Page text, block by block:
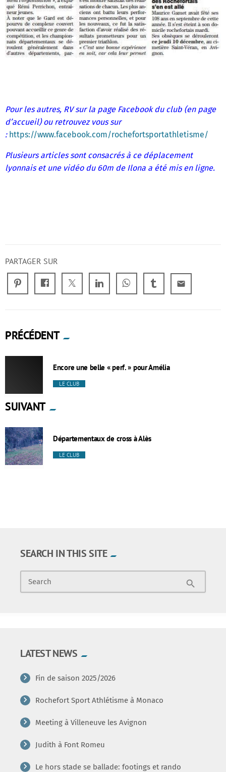
Pour les autres, RV sur la page Facebook du club (en page
d’accueil) ou retrouvez vous sur
: https://www.facebook.com/rochefortsportathletisme/
Plusieurs articles sont consacrés à ce déplacement
lyonnais et une vidéo du 60m de Ilona a été mis en ligne.
PARTAGER SUR
email
PRÉCÉDENT
Encore une belle « perf. » pour Amélia
LE CLUB
SUIVANT
Départementaux de cross à Alès
LE CLUB
SEARCH IN THIS SITE
Search search
LATEST NEWS
Fin de saison 2025/2026
Rochefort Sport Athlétisme à Monaco
Meeting à Villeneuve les Avignon
Judith à Font Romeu
Le hors stade se ballade: footings et rando